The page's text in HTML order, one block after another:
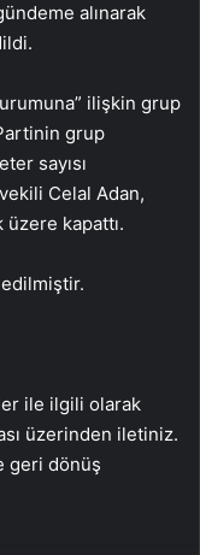
alınarak
ilişkin grup
grup
sayısı
Celal Adan,
üzere kapattı.
ile ilgili olarak
üzerinden iletiniz.
geri dönüş